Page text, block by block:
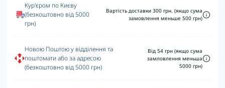
Кур'єром по Києву
(безкоштовно від 5000
грн)
Вартість доставки 300 грн. (якщо сума
замовлення меньше 500 грн)
Новою Поштою у відділення та
поштомати або за адресою
(безкоштовно від 5000 грн)
Від 54 грн (якщо сума
замловлення меньша
5000 грн)